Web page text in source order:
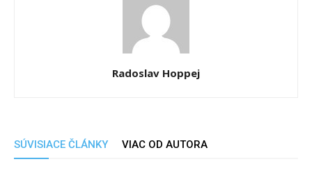
Radoslav Hoppej
SÚVISIACE ČLÁNKY VIAC OD AUTORA